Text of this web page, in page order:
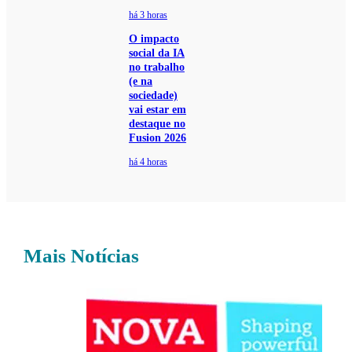
há 3 horas
O impacto
social da IA
no trabalho
(e na
sociedade)
vai estar em
destaque no
Fusion 2026
há 4 horas
Mais Notícias